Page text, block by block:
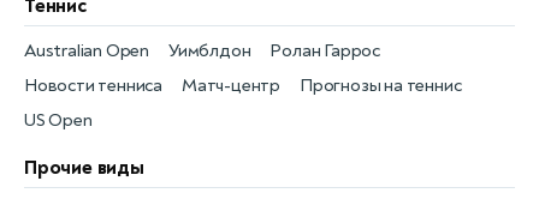
Теннис
Новости тенниса
Australian Open
Матч-центр
Уимблдон
Прогнозы на теннис
Ролан Гаррос
US Open
Прочие виды